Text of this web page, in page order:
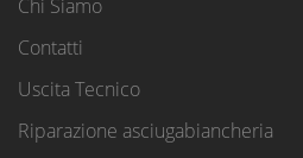
Chi Siamo
Contatti
Uscita Tecnico
Riparazione asciugabiancheria